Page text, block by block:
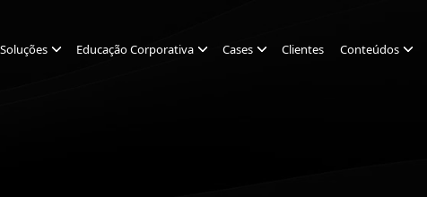
Soluções Educação Corporativa Cases Clientes Conteúdos